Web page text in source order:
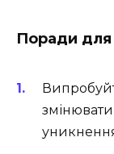
Поради для
змінювати